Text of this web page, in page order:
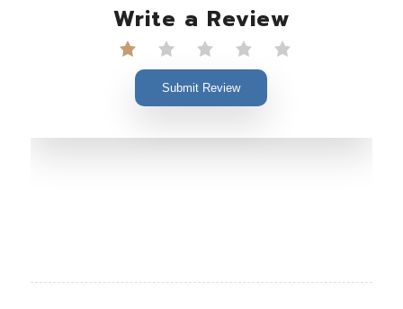
Write a Review
Submit Review